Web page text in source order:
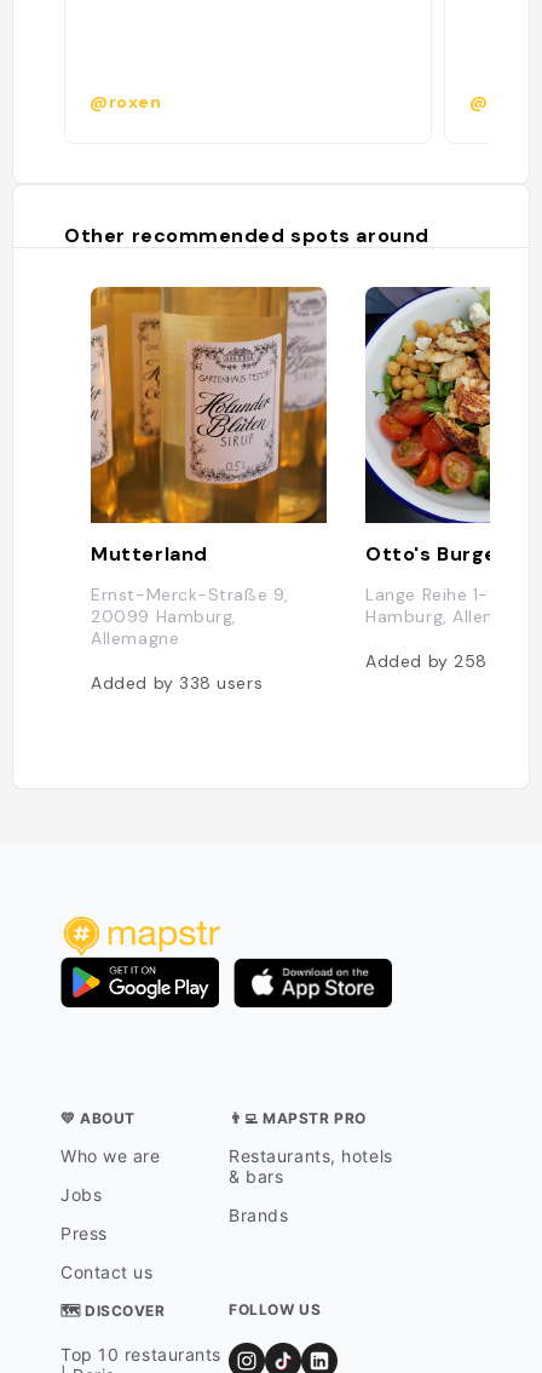
@roxen @
Other recommended spots around
Mutterland
Ernst-Merck-Straße 9,
20099 Hamburg,
Allemagne
Added by 338users
Otto's Burger
Lange Reihe 1-5,
Hamburg, Allemagne
Added by 258
💛 ABOUT
Who we are
Jobs
Press
Contact us
👨‍💻 MAPSTR PRO
Restaurants, hotels
& bars
Brands
🗺 DISCOVER
Top 10 restaurants
FOLLOW US